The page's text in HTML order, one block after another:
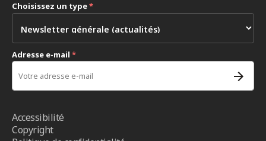
Choisissez un type*
Adresse e-mail *
Accessibilité
Copyright